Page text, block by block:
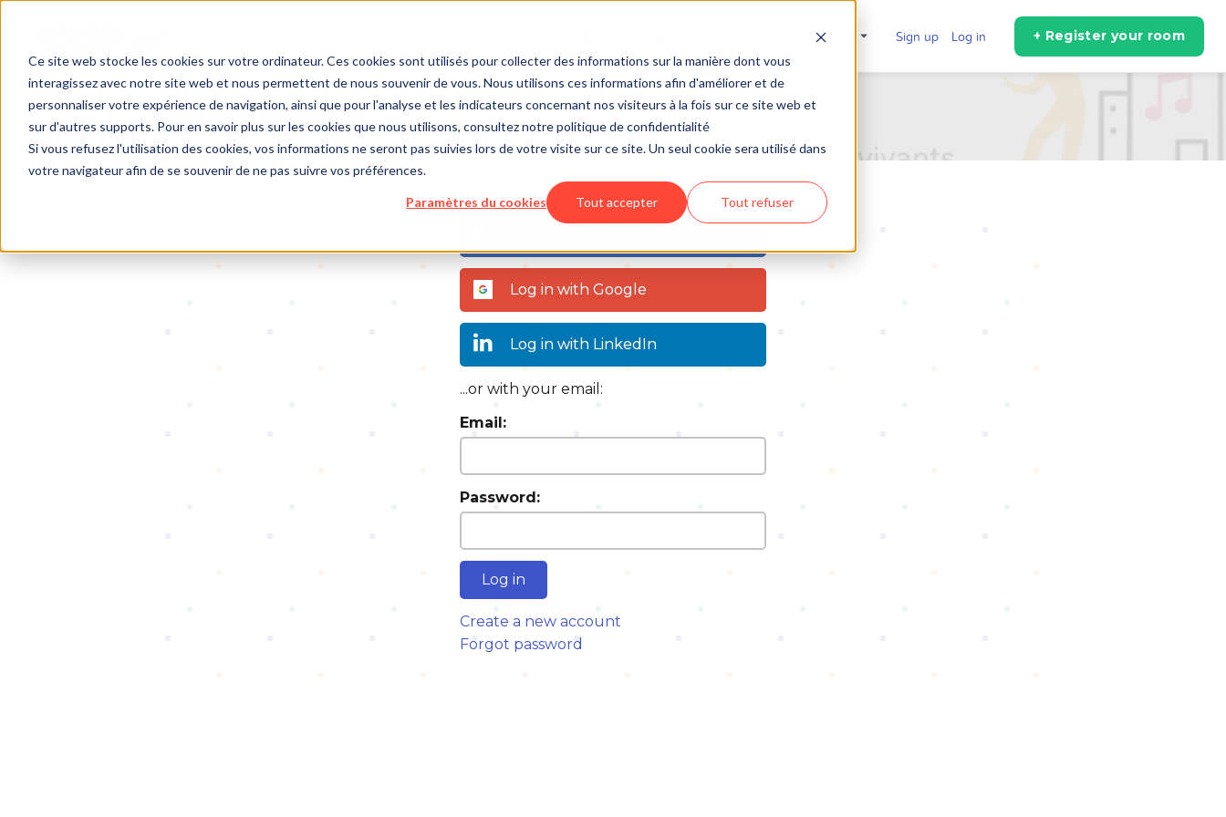
Ce site web stocke les cookies sur votre ordinateur. Ces cookies sont utilisés pour collecter des informations sur la manière dont vous
interagissez avec notre site web et nous permettent de nous souvenir de vous. Nous utilisons ces informations afin d'améliorer et de
personnaliser votre expérience de navigation, ainsi que pour l'analyse et les indicateurs concernant nos visiteurs à la fois sur ce site web et
sur d'autres supports. Pour en savoir plus sur les cookies que nous utilisons, consultez notre politique de confidentialité
Si vous refusez l'utilisation des cookies, vos informations ne seront pas suivies lors de votre visite sur ce site. Un seul cookie sera utilisé dans
votre navigateur afin de se souvenir de ne pas suivre vos préférences.
Paramètres du cookies Tout accepter Tout refuser
Sign up Log in + Register your room
Log in to IZYSHOW
Log in with Google
Log in with LinkedIn
...or with your email:
Email:
Password:
Log in
Create a new account
Forgot password